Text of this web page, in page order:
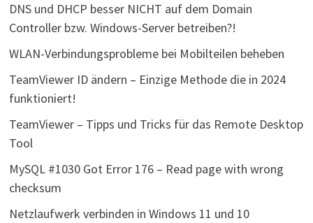
DNS und DHCP besser NICHT auf dem Domain
Controller bzw. Windows-Server betreiben?!
WLAN-Verbindungsprobleme bei Mobilteilen beheben
TeamViewer ID ändern – Einzige Methode die in 2024
funktioniert!
TeamViewer – Tipps und Tricks für das Remote Desktop
Tool
MySQL #1030 Got Error 176 – Read page with wrong
checksum
Netzlaufwerk verbinden in Windows 11 und 10